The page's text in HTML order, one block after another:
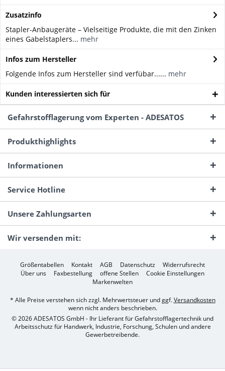
Zusatzinfo
Stapler-Anbaugeräte – Vielseitige Produkte, die mit den Zinken
eines Gabelstaplers... mehr
Infos zum Hersteller
Folgende Infos zum Hersteller sind verfübar...... mehr
Kunden interessierten sich für
Gefahrstofflagerung vom Experten - ADESATOS
Produkthighlights
Informationen
Service Hotline
Unsere Zahlungsarten
Wir versenden mit:
Größentabellen Kontakt AGB Datenschutz
Widerrufsrecht
Über uns
Faxbestellung offene Stellen
Cookie Einstellungen
Markenwelten
* Alle Preise verstehen sich zzgl. Mehrwertsteuer und ggf.Versandkosten
wenn nicht anders beschrieben.
© 2026 ADESATOS GmbH - Ihr Lieferant für Gefahrstofflagertechnik und
Arbeitsschutz für Handwerk, Industrie, Forschung, Schulen und andere
Gewerbetreibende.